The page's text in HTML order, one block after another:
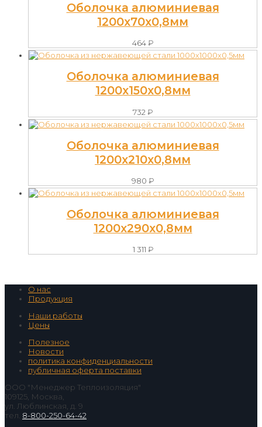
Оболочка алюминиевая
1200х70х0,8мм
464₽
Оболочка алюминиевая
1200х150х0,8мм
732 ₽
Оболочка алюминиевая
1200х210х0,8мм
980 ₽
Оболочка алюминиевая
1200х290х0,8мм
1 311 ₽
О нас
Продукция
Наши работы
Цены
Полезное
Новости
политика конфиденциальности
публичная оферта поставки
ООО "Менеджер Теплоизоляция"
109125, Москва,
ул. Люблинская, д. 9
тел. 8-800-250-64-42